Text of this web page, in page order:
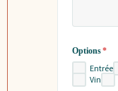
Options*
Entrée
Vin